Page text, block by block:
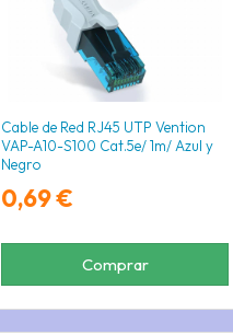
Cable de Red RJ45 UTP Vention
VAP-A10-S100 Cat.5e/ 1m/ Azul y
Negro
0,69 €
Comprar